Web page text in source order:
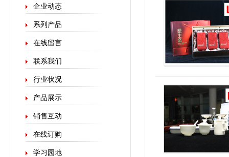
企业动态
系列产品
在线留言
联系我们
行业状况
产品展示
销售互动
在线订购
学习园地